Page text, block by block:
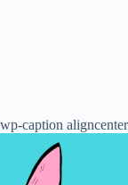
caption aligncenter">